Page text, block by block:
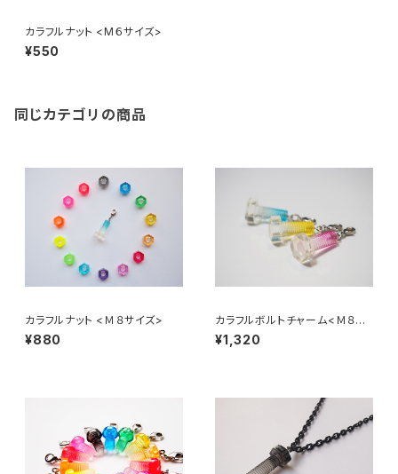
カラフルナット <М６サイズ>
¥550
同じカテゴリの商品
カラフルナット <Ｍ８サイズ>
¥880
カラフルボルトチャーム<Ｍ８サ
イズ>
¥1,320